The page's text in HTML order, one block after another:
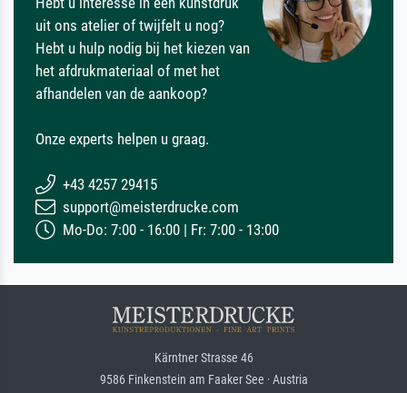
uit ons atelier of twijfelt u nog?
Hebt u hulp nodig bij het kiezen van
het afdrukmateriaal of met het
afhandelen van de aankoop?
Onze experts helpen u graag.
+43 4257 29415
support@meisterdrucke.com
Mo-Do: 7:00 - 16:00 | Fr: 7:00 - 13:00
Kärntner Strasse 46
9586 Finkenstein am Faaker See · Austria